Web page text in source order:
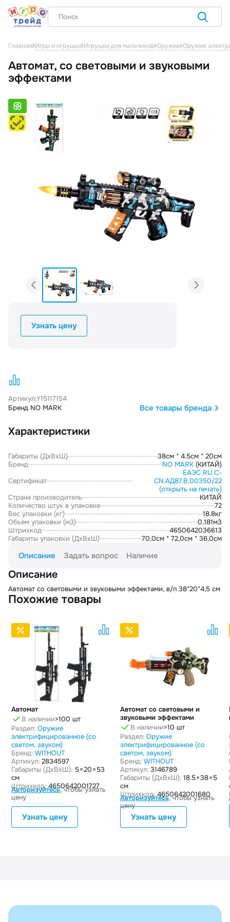
Главная Игры и игрушки Игрушки для мальчиков Оружие Оружие
Автомат, со световыми и звуковыми
эффектами
Узнать цену
Артикул:Y15117154
Бренд NO MARK
Все товары бренда
Характеристики
Габариты (ДxВxШ)
38см * 4.5см * 20см
Бренд
NO MARK (КИТАЙ)
Сертификат
ЕАЭС RU С-
CN.АД87.В.00350/22
(открыть на печать)
Страна производитель
КИТАЙ
Количество штук в упаковке
72
Вес упаковки (кг)
18.8кг
Объем упаковки (м3)
0.181м3
Штрихкод
4650642036613
Габариты упаковки (ДxВxШ)
70,0см * 72,0см * 36,0см
Описание Задать вопрос Наличие
Описание
Автомат со световыми и звуковыми эффектами, в/п 38*20*4,5 см
Похожие товары
Автомат
В наличии>100 шт
Раздел: Оружие
электрифицированное (со
светом, звуком)
Бренд: WITHOUT
Артикул: 2834597
Габариты (ДxВxШ): 5 × 20 × 53
см
Штрихкод: 4650642001727
Авторизуйтесь, чтобы узнать
цену
Узнать цену
Автомат со световыми и
звуковыми эффектами
В наличии>10 шт
Раздел: Оружие
электрифицированное (со
светом, звуком)
Бренд: WITHOUT
Артикул: 3146789
Габариты (ДxВxШ): 18.5 × 38 × 5
см
Штрихкод: 4650642001680
Авторизуйтесь, чтобы узнать
цену
Узнать цену